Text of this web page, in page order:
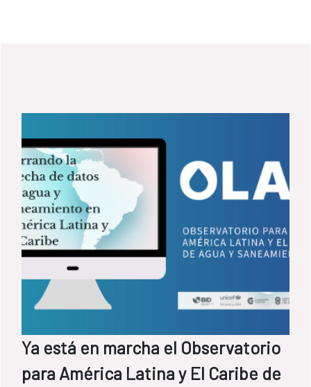
Ya está en marcha el Observatorio
para América Latina y El Caribe de